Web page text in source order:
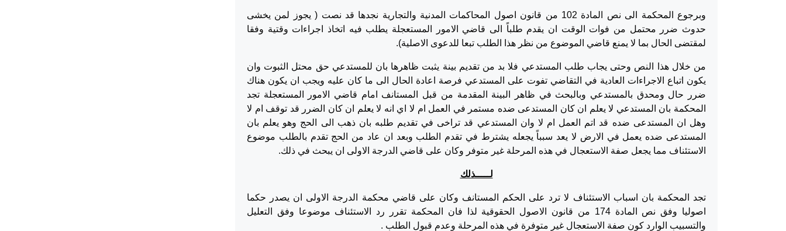
وبرجوع المحكمة الى نص المادة 102 من قانون اصول المحاكمات المدنية والتجارية نجدها قد نصت ( يجوز لمن يخشى
حدوث ضرر محتمل من فوات الوقت ان يقدم طلباً الى قاضي الامور المستعجلة يطلب فيه اتخاذ اجراءات وقتية وفقا
لمقتضى الحال بما لا يمنع قاضي الموضوع من نظر هذا الطلب تبعا للدعوى الاصلية).
من خلال هذا النص وحتى يجاب طلب المستدعي فلا بد من تقديم بينة يثبت ظاهرها بان للمستدعي حق محتل الثبوت وان
يكون اتباع الاجراءات العادية في التقاضي تفوت على المستدعي فرصة اعادة الحال الى ما كان عليه ويجب ان يكون هناك
ضرر حال ومحدق بالمستدعي وبالبحث في ظاهر البينة المقدمة من قبل المستانف امام قاضي الامور المستعجلة تجد
المحكمة بان المستدعي لا يعلم ان كان المستدعى ضده مستمر في العمل ام لا اي انه لا يعلم ان كان الضرر قد توقف ام لا
وهل ان المستدعى ضده قد اتم العمل ام لا وان المستدعي قد تراخى في تقديم طلبه بان ذهب الى الحج وهو يعلم بان
المستدعى ضده يعمل في الارض لا يعد سبباً يجعله يشترط في تقدم الطلب وبعد ان عاد من الحج تقدم بالطلب موضوع
الاستئناف مما يجعل صفة الاستعجال في هذه المرحلة غير متوفر وكان على قاضي الدرجة الاولى ان يبحث في ذلك.
لـــــذلك
تجد المحكمة بان اسباب الاستئناف لا ترد على الحكم المستانف وكان على قاضي محكمة الدرجة الاولى ان يصدر حكما
اصوليا وفق نص المادة 174 من قانون الاصول الحقوقية لذا فان المحكمة تقرر رد الاستئناف موضوعا وفق التعليل
والتسبيب الوارد كون صفة الاستعجال غير متوفرة في هذه المرحلة وعدم قبول الطلب .